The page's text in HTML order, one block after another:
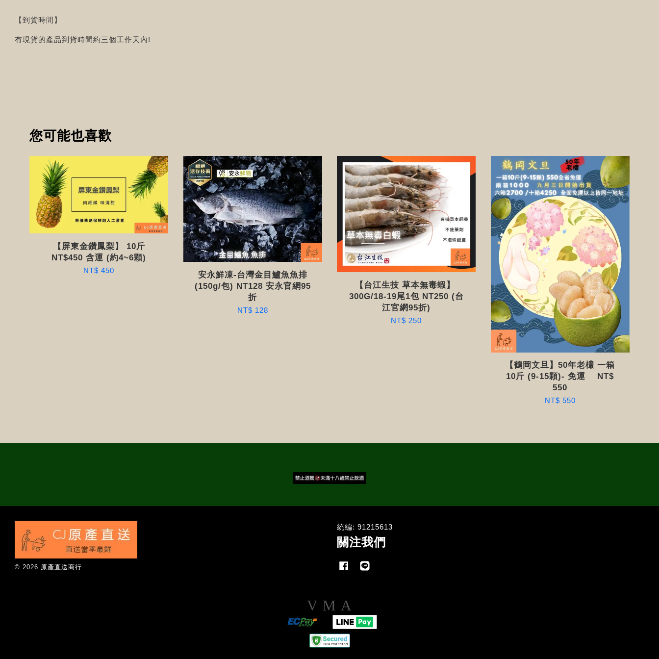
【到貨時間】
有現貨的產品到貨時間約三個工作天內!
您可能也喜歡
【屏東金鑽鳳梨】 10斤
NT$450 含運 (約4~6顆)
NT$ 450
安永鮮凍-台灣金目鱸魚魚排
(150g/包) NT128 安永官網95
折
NT$ 128
【台江生技 草本無毒蝦】
300G/18-19尾1包 NT250 (台
江官網95折)
NT$ 250
【鶴岡文旦】50年老欉 一箱
10斤 (9-15顆)- 免運 NT$
550
NT$ 550
© 2026 原產直送商行
統編: 91215613
關注我們
Facebook
Visa Master
Express